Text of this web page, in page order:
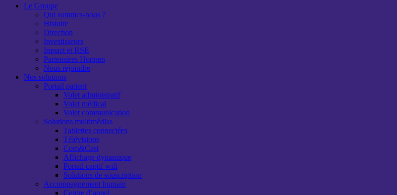
Close
Le Groupe
Qui sommes-nous ?
Histoire
Direction
Investisseurs
Impact et RSE
Partenaires Hoppen
Nous rejoindre
Nos solutions
Portail patient
Volet administratif​
Volet médical​​
Volet communication​
Solutions multimédias
Tablettes connectées
Télévisions
Com&Cast
Affichage dynamique
Portail captif wifi​
Solutions de souscription​
Accompagnement humain
Centre d’appel